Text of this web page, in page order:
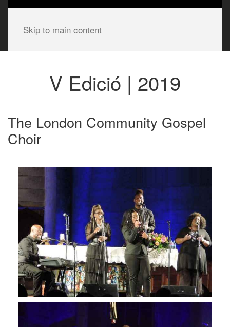
Skip to main content
V Edició | 2019
The London Community Gospel
Choir